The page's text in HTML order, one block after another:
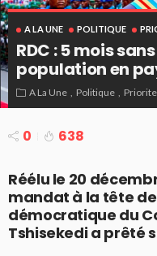
A LA UNE POLITIQUE
RDC : 5 mois
population en
A La Une Politique Priorite
0 638
Réélu le 20
mandat à la tête
démocratique du
Tshisekedi a prêté